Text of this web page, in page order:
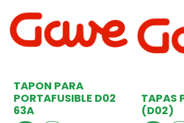
TAPON PARA
PORTAFUSIBLE D02
63A
TAPAS
(D02)